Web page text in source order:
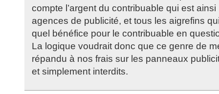
compte l’argent du contribuable qui est
agences de publicité, et tous les aigrefins
quel bénéfice pour le contribuable en
La logique voudrait donc que ce genre de
répandu à nos frais sur les panneaux
et simplement interdits.